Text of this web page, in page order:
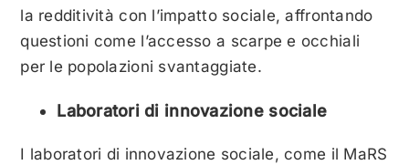
la redditività con l’impatto sociale, affrontando
questioni come l’accesso a scarpe e occhiali
per le popolazioni svantaggiate.
Laboratori di innovazione sociale
I laboratori di innovazione sociale, come il MaRS